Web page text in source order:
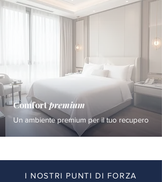
Comfortpremium
Un ambiente premium per il tuo recupero
I NOSTRI PUNTI DI FORZA